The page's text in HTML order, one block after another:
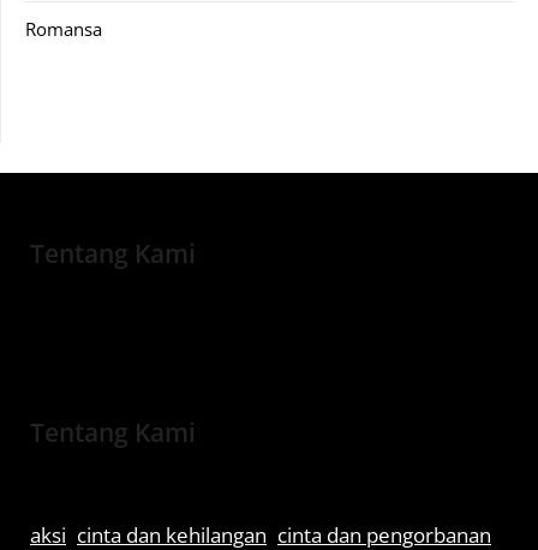
Romansa
Tentang Kami
Tentang Kami
aksi cinta dan kehilangan cinta dan pengorbanan